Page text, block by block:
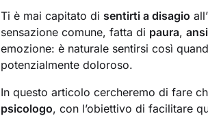
Ti è mai capitato di sentirti a disagio
sensazione comune, fatta di paura,
emozione: è naturale sentirsi così
potenzialmente doloroso.
In questo articolo cercheremo di fare
psicologo, con l’obiettivo di facilitare